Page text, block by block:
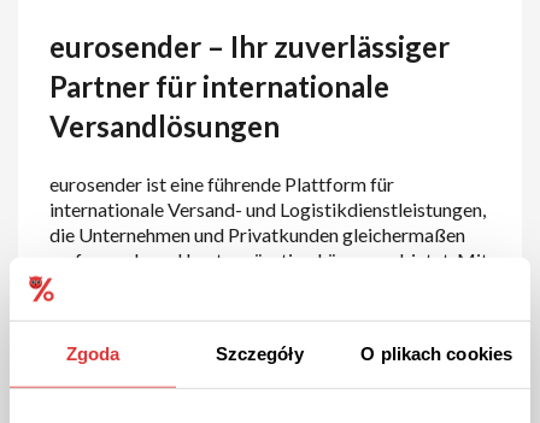
Zgoda Szczegóły O plikach cookies
eurosender – Ihr zuverlässiger
Partner für internationale
Versandlösungen
eurosender ist eine führende Plattform für
internationale Versand- und Logistikdienstleistungen,
die Unternehmen und Privatkunden gleichermaßen
umfassende und kostengünstige Lösungen bietet. Mit
einer benutzerfreundlichen Online-Plattform
wettbewerbsfähigen Preisen. Dank eines Netzwerks
von vertrauenswürdigen internationalen